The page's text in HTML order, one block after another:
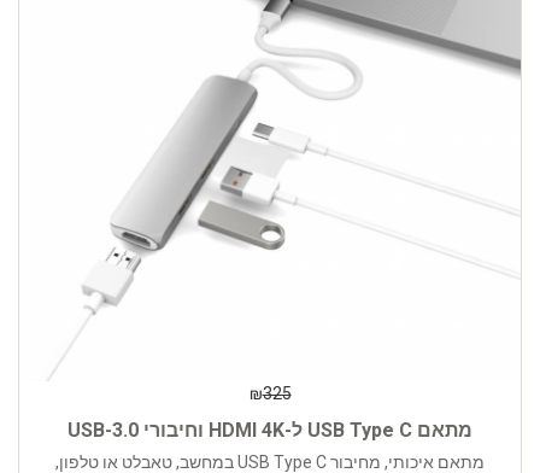
₪325
מתאם USB Type C ל-HDMI 4K וחיבורי USB-3.0
מתאם איכותי, מחיבור USB Type C במחשב, טאבלט או טלפון,